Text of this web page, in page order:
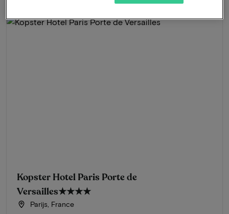
Kopster Hotel Paris Porte de
Versailles★★★★
Parijs, France